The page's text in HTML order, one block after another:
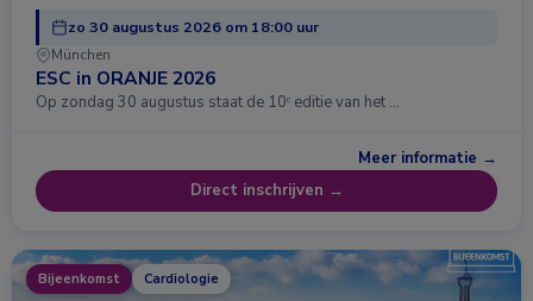
zo 30 augustus 2026 om 18:00 uur
München
ESC in ORANJE 2026
Op zondag 30 augustus staat de 10ᵉ editie van het …
Meer informatie →
Direct inschrijven →
Bijeenkomst Cardiologie